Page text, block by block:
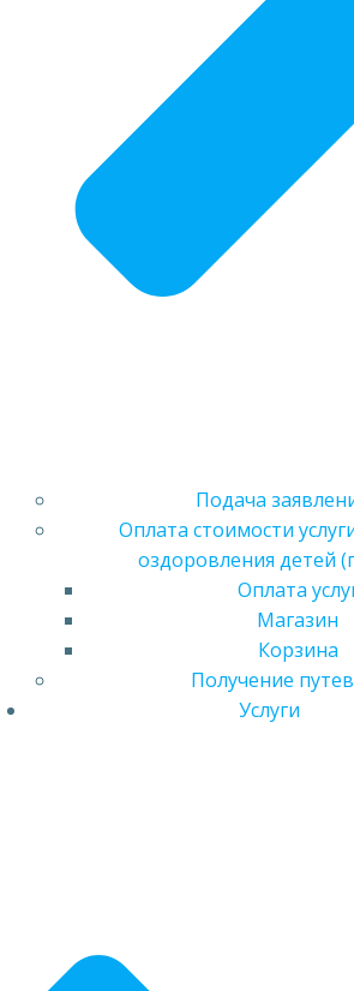
Подача
Оплата стоимости
оздоровления детей
Оплата
Магазин
Корзина
Получение
Услуги